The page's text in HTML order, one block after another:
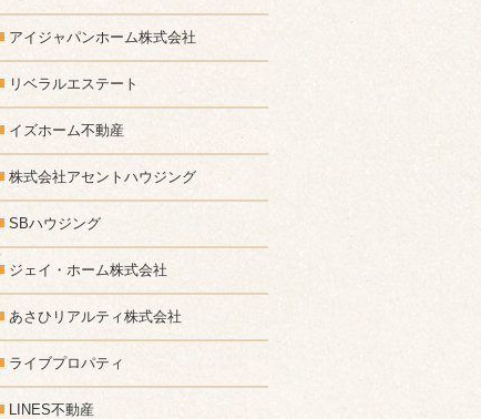
アイジャパンホーム株式会社
リベラルエステート
イズホーム不動産
株式会社アセントハウジング
SBハウジング
ジェイ・ホーム株式会社
あさひリアルティ株式会社
ライブプロパティ
LINES不動産